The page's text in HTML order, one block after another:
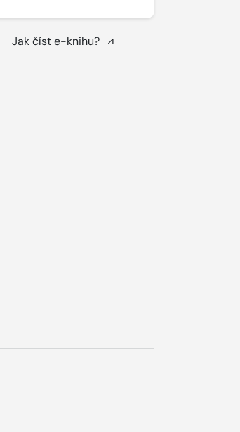
Jak číst e-knihu?